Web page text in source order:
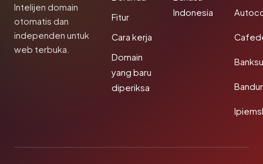
Intelijen domain
otomatis dan
independen untuk
web terbuka.
Fitur
Cara kerja
Domain
yang baru
diperiksa
Indonesia